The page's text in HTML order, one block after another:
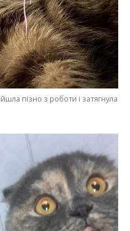
пізно з роботи і затягнула